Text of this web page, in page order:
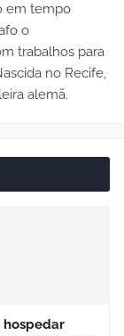
em tempo
o
trabalhos para
no Recife,
alemã.
hospedar